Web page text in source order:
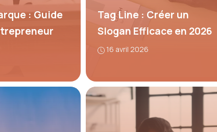
: Guide
Tag Line : Créer un
Slogan Efficace en 2026
16 avril 2026